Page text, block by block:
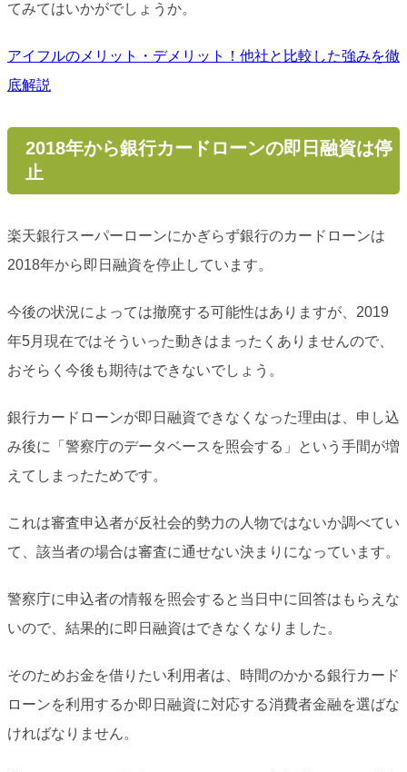
てみてはいかがでしょうか。
アイフルのメリット・デメリット！他社と比較した強みを徹
底解説
2018年から銀行カードローンの即日融資は停
止
楽天銀行スーパーローンにかぎらず銀行のカードローンは
2018年から即日融資を停止しています。
今後の状況によっては撤廃する可能性はありますが、2019
年5月現在ではそういった動きはまったくありませんので、
おそらく今後も期待はできないでしょう。
銀行カードローンが即日融資できなくなった理由は、申し込
み後に「警察庁のデータベースを照会する」という手間が増
えてしまったためです。
これは審査申込者が反社会的勢力の人物ではないか調べてい
て、該当者の場合は審査に通せない決まりになっています。
警察庁に申込者の情報を照会すると当日中に回答はもらえな
いので、結果的に即日融資はできなくなりました。
そのためお金を借りたい利用者は、時間のかかる銀行カード
ローンを利用するか即日融資に対応する消費者金融を選ばな
ければなりません。